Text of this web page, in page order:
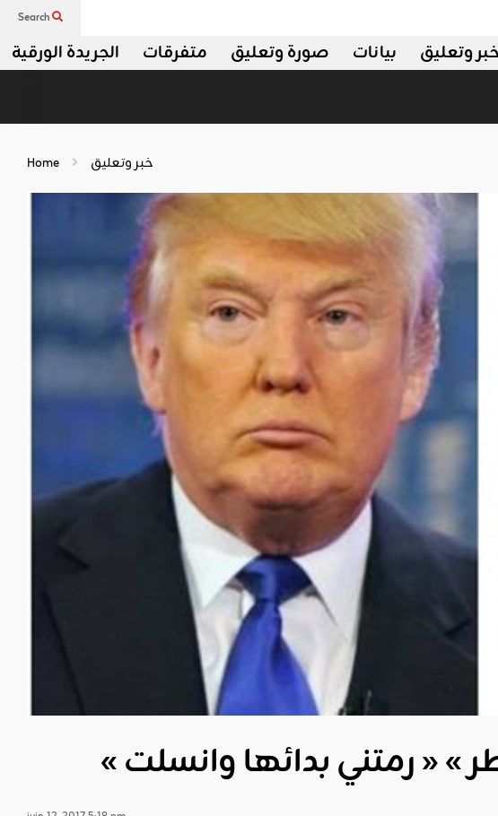
Search
الجريدة الورقية متفرقات صورة وتعليق بيانات وتعليق
Home خبر وتعليق